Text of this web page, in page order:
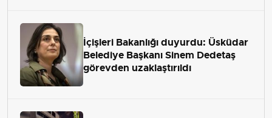
İçişleri Bakanlığı duyurdu: Üsküdar
Belediye Başkanı Sinem Dedetaş
görevden uzaklaştırıldı